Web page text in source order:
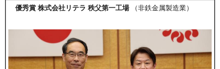
優秀賞 株式会社リテラ 秩父第一工場（非鉄金属製造業）